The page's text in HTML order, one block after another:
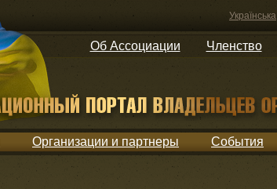
Українська
Об Ассоциации Членство
Организации и партнеры События